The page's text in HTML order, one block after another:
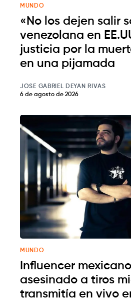
MUNDO
«No los dejen salir
venezolana en
justicia por la
en una pijamada
JOSE GABRIEL DEYAN RIVAS
6 de agosto de 2026
MUNDO
Influencer
asesinado a tiros
transmitía en vivo